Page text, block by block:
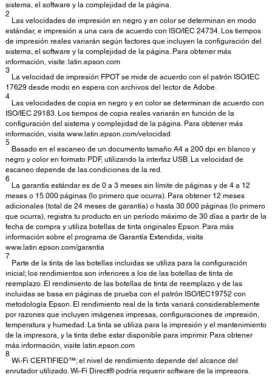
sistema, el software y la complejidad de la página.
2
Las velocidades de impresión en negro y en color se determinan en modo
estándar, e impresión a una cara de acuerdo con ISO/IEC 24734. Los tiempos
de impresión reales variarán según factores que incluyen la configuración del
sistema, el software y la complejidad de la página. Para obtener más
información, visite: latin.epson.com
3
La velocidad de impresión FPOT se mide de acuerdo con el patrón ISO/IEC
17629 desde modo en espera con archivos del lector de Adobe.
4
Las velocidades de copia en negro y en color se determinan de acuerdo con
ISO/IEC 29183. Los tiempos de copia reales variarán en función de la
configuración del sistema y complejidad de la página. Para obtener más
información, visita www.latin.epson.com/velocidad
5
Basado en el escaneo de un documento tamaño A4 a 200 dpi en blanco y
negro y color en formato PDF, utilizando la interfaz USB. La velocidad de
escaneo depende de las condiciones de la red.
6
La garantía estándar es de 0 a 3 meses sin límite de páginas y de 4 a 12
meses o 15.000 páginas (lo primero que ocurra). Para obtener 12 meses
adicionales (total de 24 meses de garantía) o hasta 30.000 páginas (lo primero
que ocurra), registra tu producto en un período máximo de 30 días a partir de la
fecha de compra y utiliza botellas de tinta originales Epson. Para más
información sobre el programa de Garantía Extendida, visita
www.latin.epson.com/garantia
7
Parte de la tinta de las botellas incluidas se utiliza para la configuración
inicial; los rendimientos son inferiores a los de las botellas de tinta de
reemplazo. El rendimiento de las botellas de tinta de reemplazo y de las
incluidas se basa en páginas de prueba con el patrón ISO/IEC19752 con
metodología Epson. El rendimiento real de la tinta variará considerablemente
por razones que incluyen imágenes impresas, configuraciones de impresión,
temperatura y humedad. La tinta se utiliza para la impresión y el mantenimiento
de la impresora, y la tinta debe estar disponible para imprimir. Para obtener
más información, visite latin.epson.com
8
Wi-Fi CERTIFIED™; el nivel de rendimiento depende del alcance del
enrutador utilizado. Wi-Fi Direct® podría requerir software de la impresora.